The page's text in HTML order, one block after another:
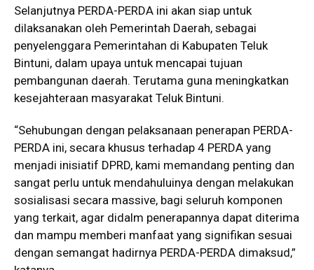
Selanjutnya PERDA-PERDA ini akan siap untuk
dilaksanakan oleh Pemerintah Daerah, sebagai
penyelenggara Pemerintahan di Kabupaten Teluk
Bintuni, dalam upaya untuk mencapai tujuan
pembangunan daerah. Terutama guna meningkatkan
kesejahteraan masyarakat Teluk Bintuni.
“Sehubungan dengan pelaksanaan penerapan PERDA-
PERDA ini, secara khusus terhadap 4 PERDA yang
menjadi inisiatif DPRD, kami memandang penting dan
sangat perlu untuk mendahuluinya dengan melakukan
sosialisasi secara massive, bagi seluruh komponen
yang terkait, agar didalm penerapannya dapat diterima
dan mampu memberi manfaat yang signifikan sesuai
dengan semangat hadirnya PERDA-PERDA dimaksud,”